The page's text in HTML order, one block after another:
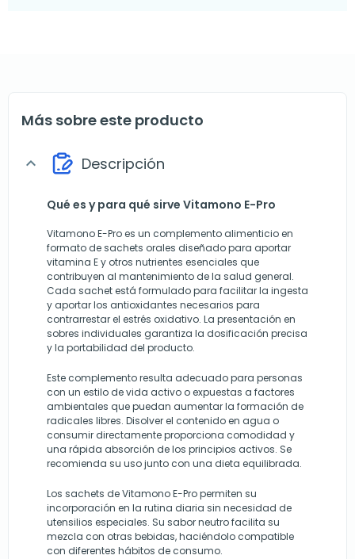
Más sobre este producto
expand_more Descripción
Qué es y para qué sirve Vitamono E-Pro
Vitamono E-Pro es un complemento alimenticio en
formato de sachets orales diseñado para aportar
vitamina E y otros nutrientes esenciales que
contribuyen al mantenimiento de la salud general.
Cada sachet está formulado para facilitar la ingesta
y aportar los antioxidantes necesarios para
contrarrestar el estrés oxidativo. La presentación en
sobres individuales garantiza la dosificación precisa
y la portabilidad del producto.
Este complemento resulta adecuado para personas
con un estilo de vida activo o expuestas a factores
ambientales que puedan aumentar la formación de
radicales libres. Disolver el contenido en agua o
consumir directamente proporciona comodidad y
una rápida absorción de los principios activos. Se
recomienda su uso junto con una dieta equilibrada.
Los sachets de Vitamono E-Pro permiten su
incorporación en la rutina diaria sin necesidad de
utensilios especiales. Su sabor neutro facilita su
mezcla con otras bebidas, haciéndolo compatible
con diferentes hábitos de consumo.